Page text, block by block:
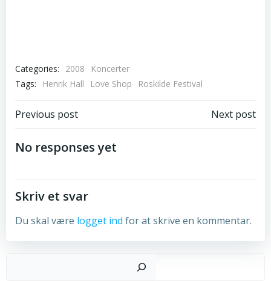
Categories: 2008
Koncerter
Tags:
Henrik Hall Love Shop Roskilde Festival
Post
navigation
Previous post Next post
No responses yet
Skriv et svar
Du skal være logget ind for at skrive en kommentar.